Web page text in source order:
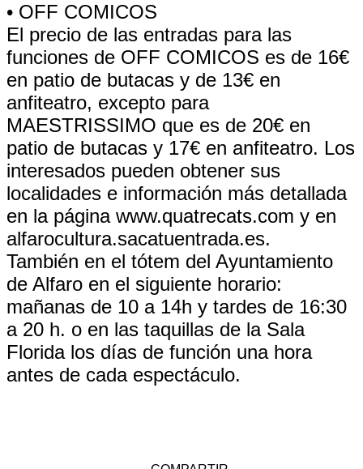
• OFF COMICOS
El precio de las entradas para las
funciones de OFF COMICOS es de 16€
en patio de butacas y de 13€ en
anfiteatro, excepto para
MAESTRISSIMO que es de 20€ en
patio de butacas y 17€ en anfiteatro. Los
interesados pueden obtener sus
localidades e información más detallada
en la página www.quatrecats.com y en
alfarocultura.sacatuentrada.es.
También en el tótem del Ayuntamiento
de Alfaro en el siguiente horario:
mañanas de 10 a 14h y tardes de 16:30
a 20 h. o en las taquillas de la Sala
Florida los días de función una hora
antes de cada espectáculo.